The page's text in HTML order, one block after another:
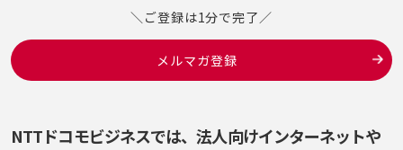
＼ご登録は1分で完了／
メルマガ登録
NTTドコモビジネスでは、法人向けインターネットや